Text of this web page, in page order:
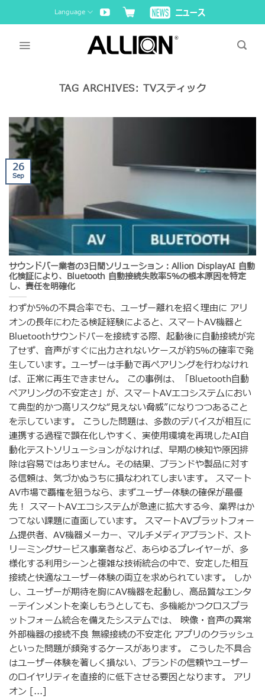
to
Language
TAG ARCHIVES: TVスティック
サウンドバー業者の3日間ソリューション：Allion DisplayAI 自動
化検証により、Bluetooth 自動接続失敗率5％の根本原因を特定
し、責任を明確化
わずか5％の不具合率でも、ユーザー離れを招く理由に アリ
オンの長年にわたる検証経験によると、スマートAV機器と
Bluetoothサウンドバーを接続する際、起動後に自動接続が完
了せず、音声がすぐに出力されないケースが約5％の確率で発
生しています。ユーザーは手動で再ペアリングを行わなけれ
ば、正常に再生できません。 この事例は、「Bluetooth自動
ペアリングの不安定さ」が、スマートAVエコシステムにおい
て典型的かつ高リスクな“見えない脅威”になりつつあること
を示しています。 こうした問題は、多数のデバイスが相互に
連携する過程で顕在化しやすく、実使用環境を再現したAI自
動化テストソリューションがなければ、早期の検知や原因排
除は容易ではありません。その結果、ブランドや製品に対す
る信頼は、気づかぬうちに損なわれてしまいます。 スマート
AV市場で覇権を狙うなら、まずユーザー体験の確保が最優
先！ スマートAVエコシステムが急速に拡大する今、業界はか
つてない課題に直面しています。 スマートAVプラットフォー
ム提供者、AV機器メーカー、マルチメディアブランド、スト
リーミングサービス事業者など、あらゆるプレイヤーが、多
様化する利用シーンと複雑な技術統合の中で、安定した相互
接続と快適なユーザー体験の両立を求められています。 しか
し、ユーザーが期待を胸にAV機器を起動し、高品質なエンタ
ーテインメントを楽しもうとしても、多機能かつクロスプラ
ットフォーム統合を備えたシステムでは、 映像・音声の異常
外部機器の接続不良 無線接続の不安定化 アプリのクラッシュ
といった問題が頻発するケースがあります。 こうした不具合
はユーザー体験を著しく損ない、ブランドの信頼やユーザー
のロイヤリティを直接的に低下させる要因となります。 アリ
オン [...]
26
Sep